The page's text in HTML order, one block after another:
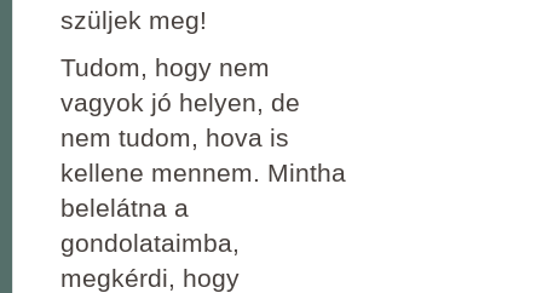
szüljek meg!
Tudom, hogy nem
vagyok jó helyen, de
nem tudom, hova is
kellene mennem. Mintha
belelátna a
gondolataimba,
megkérdi, hogy